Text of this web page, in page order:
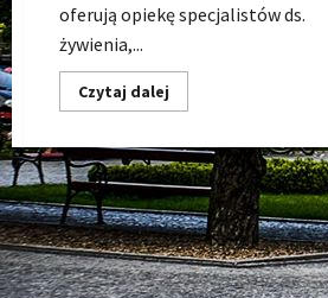
oferują opiekę specjalistów ds.
żywienia,...
Czytaj dalej
się
NaturHouse
Kluczbork,
chudnij
zdrowo
i
pod
okiem
specjalisty.